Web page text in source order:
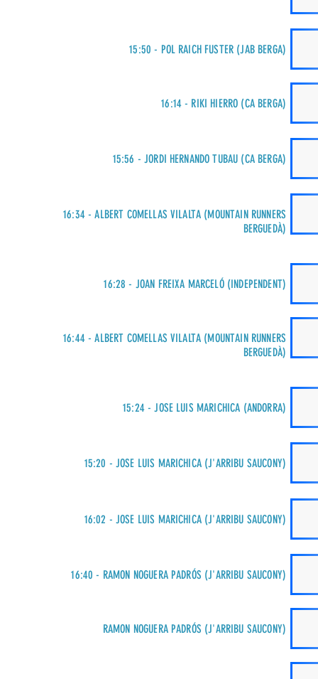
15:50 - POL RAICH FUSTER (JAB BERGA)
16:14 - RIKI HIERRO (CA BERGA)
15:56 - JORDI HERNANDO TUBAU (CA BERGA)
16:34 - ALBERT COMELLAS VILALTA (MOUNTAIN RUNNERS
BERGUEDÀ)
16:28 - JOAN FREIXA MARCELÓ (INDEPENDENT)
16:44 - ALBERT COMELLAS VILALTA (MOUNTAIN RUNNERS
BERGUEDÀ)
15:24 - JOSE LUIS MARICHICA (ANDORRA)
15:20 - JOSE LUIS MARICHICA (J'ARRIBU SAUCONY)
16:02 - JOSE LUIS MARICHICA (J'ARRIBU SAUCONY)
16:40 - RAMON NOGUERA PADRÓS (J'ARRIBU SAUCONY)
RAMON NOGUERA PADRÓS (J'ARRIBU SAUCONY)